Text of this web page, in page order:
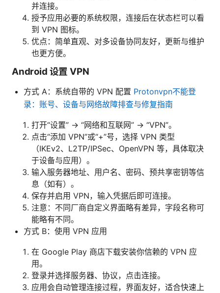
并连接。
授予应用必要的系统权限，连接后在状态栏可以看
到 VPN 图标。
优点：简单直观、对多设备协同友好，更新与维护
也更方便。
Android 设置 VPN
方式 A：系统自带的 VPN 配置 Protonvpn不能登
录：账号、设备与网络故障排查与修复指南
打开“设置” → “网络和互联网” → “VPN”。
点击“添加 VPN”或“+”号，选择 VPN 类型
（IKEv2、L2TP/IPSec、OpenVPN 等，具体取决
于设备与应用）。
输入服务器地址、用户名、密码、预共享密钥等信
息（如有）。
保存并启用 VPN，输入凭据后即可连接。
注意：不同厂商自定义界面略有差异，字段名称可
能略有不同。
方式 B：使用 VPN 应用
在 Google Play 商店下载安装你信赖的 VPN 应
用。
登录并选择服务器、协议，点击连接。
应用会自动管理连接过程，界面友好，适合快速上